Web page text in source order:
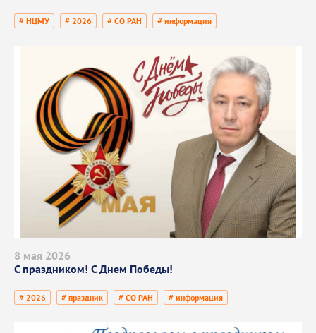
# НЦМУ # 2026 # СО РАН # информация
8 мая 2026
С праздником! С Днем Победы!
# 2026 # праздник # СО РАН # информация